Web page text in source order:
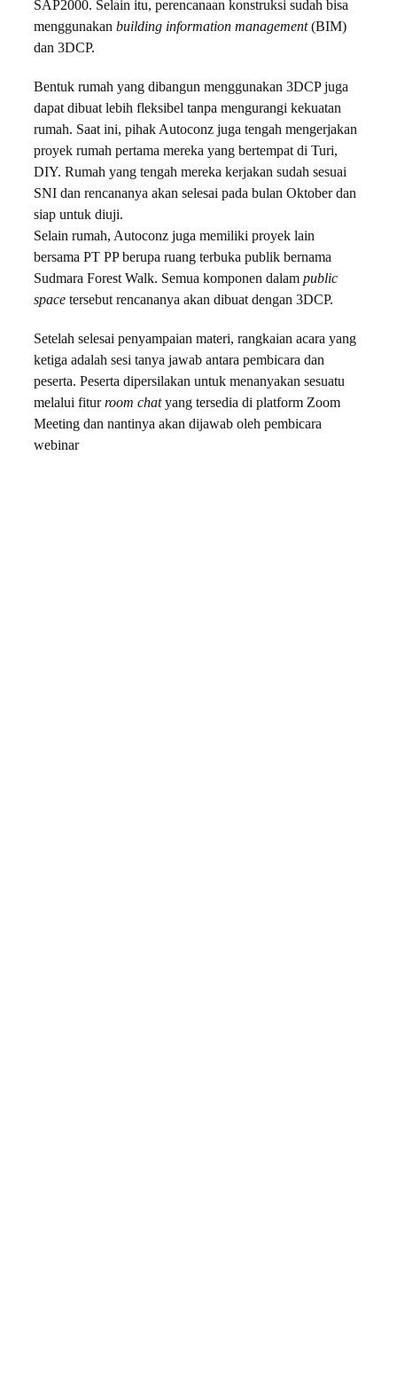
SAP2000. Selain itu, perencanaan konstruksi sudah bisa
menggunakan building information management(BIM)
dan 3DCP.
Bentuk rumah yang dibangun menggunakan 3DCP juga
dapat dibuat lebih fleksibel tanpa mengurangi kekuatan
rumah. Saat ini, pihak Autoconz juga tengah mengerjakan
proyek rumah pertama mereka yang bertempat di Turi,
DIY. Rumah yang tengah mereka kerjakan sudah sesuai
SNI dan rencananya akan selesai pada bulan Oktober dan
siap untuk diuji.
Selain rumah, Autoconz juga memiliki proyek lain
bersama PT PP berupa ruang terbuka publik bernama
Sudmara Forest Walk. Semua komponen dalam public
space tersebut rencananya akan dibuat dengan 3DCP.
Setelah selesai penyampaian materi, rangkaian acara yang
ketiga adalah sesi tanya jawab antara pembicara dan
peserta. Peserta dipersilakan untuk menanyakan sesuatu
melalui fiturroom chatyang tersedia di platform Zoom
Meeting dan nantinya akan dijawab oleh pembicara
webinar